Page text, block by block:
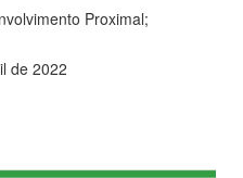
Proximal;
de 2022